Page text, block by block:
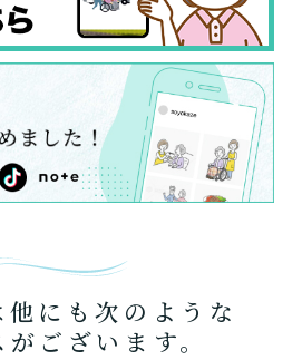
にも次のような
ございます。